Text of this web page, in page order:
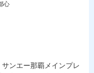
心
ンエー那覇メインプレ